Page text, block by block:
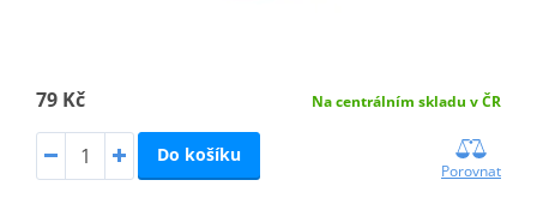
79 Kč Na centrálním skladu v ČR
Do košíku
Porovnat